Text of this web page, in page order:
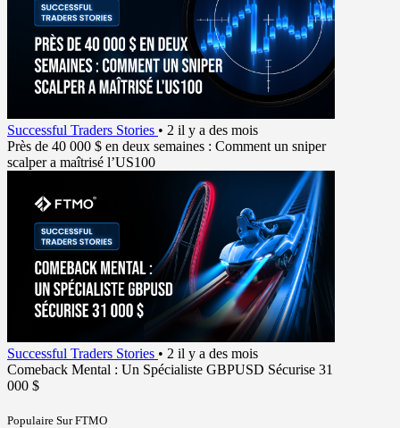
Successful Traders Stories • 2 il y a des mois
Près de 40 000 $ en deux semaines : Comment un sniper
scalper a maîtrisé l’US100
Successful Traders Stories • 2 il y a des mois
Comeback Mental : Un Spécialiste GBPUSD Sécurise 31
000 $
Populaire Sur FTMO